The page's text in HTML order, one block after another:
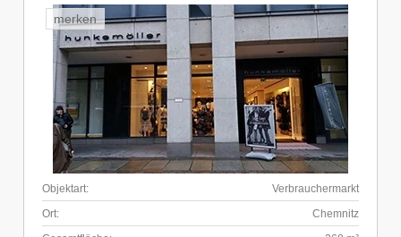
merken
Objektart:
Verbrauchermarkt
Ort:
Chemnitz